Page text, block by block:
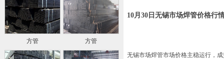
方管 方管
10月30日无锡市场焊管价格行
无锡市场焊管市场价格主稳运行，